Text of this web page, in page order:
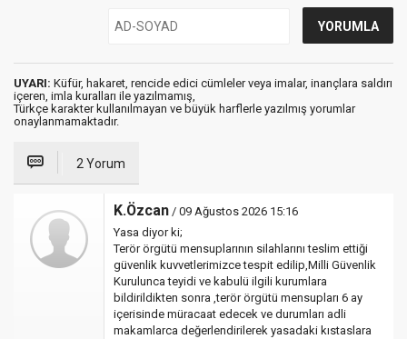
UYARI: Küfür, hakaret, rencide edici cümleler veya imalar, inançlara saldırı
içeren, imla kuralları ile yazılmamış,
Türkçe karakter kullanılmayan ve büyük harflerle yazılmış yorumlar
onaylanmamaktadır.
2 Yorum
K.Özcan / 09 Ağustos 2026 15:16
Yasa diyor ki;
Terör örgütü mensuplarının silahlarını teslim ettiği
güvenlik kuvvetlerimizce tespit edilip,Milli Güvenlik
Kurulunca teyidi ve kabulü ilgili kurumlara
bildirildikten sonra ,terör örgütü mensupları 6 ay
içerisinde müracaat edecek ve durumları adli
makamlarca değerlendirilerek yasadaki kıstaslara